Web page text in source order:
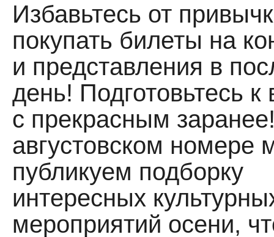
Избавьтесь от
покупать билеты на
и представления в
день! Подготовьтесь к
с прекрасным
августовском номере
публикуем подборку
интересных
мероприятий осени,